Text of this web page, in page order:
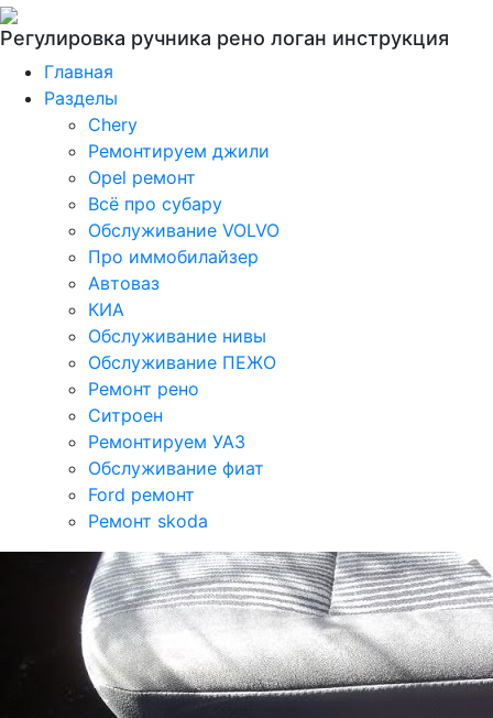
Регулировка ручника рено логан инструкция
Главная
Разделы
Chery
Ремонтируем джили
Opel ремонт
Всё про субару
Обслуживание VOLVO
Про иммобилайзер
Автоваз
КИА
Обслуживание нивы
Обслуживание ПЕЖО
Ремонт рено
Ситроен
Ремонтируем УАЗ
Обслуживание фиат
Ford ремонт
Ремонт skoda